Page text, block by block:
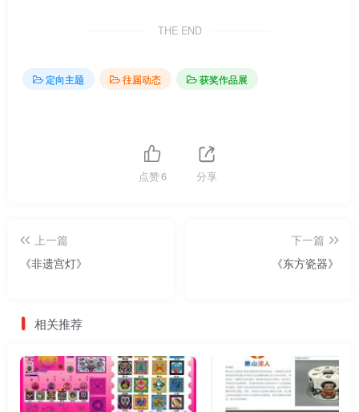
THE END
定向主题 往届动态 获奖作品展
点赞6 分享
上一篇
《非遗宫灯》
下一篇
《东方瓷器》
相关推荐